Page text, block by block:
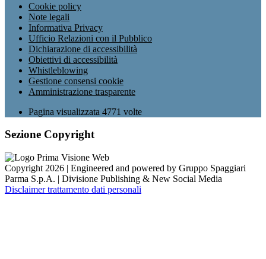
Cookie policy
Note legali
Informativa Privacy
Ufficio Relazioni con il Pubblico
Dichiarazione di accessibilità
Obiettivi di accessibilità
Whistleblowing
Gestione consensi cookie
Amministrazione trasparente
Pagina visualizzata 4771 volte
Sezione Copyright
Copyright 2026 | Engineered and powered by Gruppo Spaggiari
Parma S.p.A. | Divisione Publishing & New Social Media
Disclaimer trattamento dati personali